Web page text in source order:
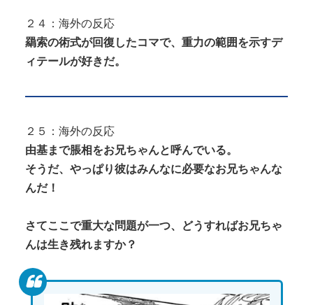
２４：海外の反応
羂索の術式が回復したコマで、重力の範囲を示すデ
ィテールが好きだ。
２５：海外の反応
由基まで脹相をお兄ちゃんと呼んでいる。
そうだ、やっぱり彼はみんなに必要なお兄ちゃんな
んだ！
さてここで重大な問題が一つ、どうすればお兄ちゃ
んは生き残れますか？